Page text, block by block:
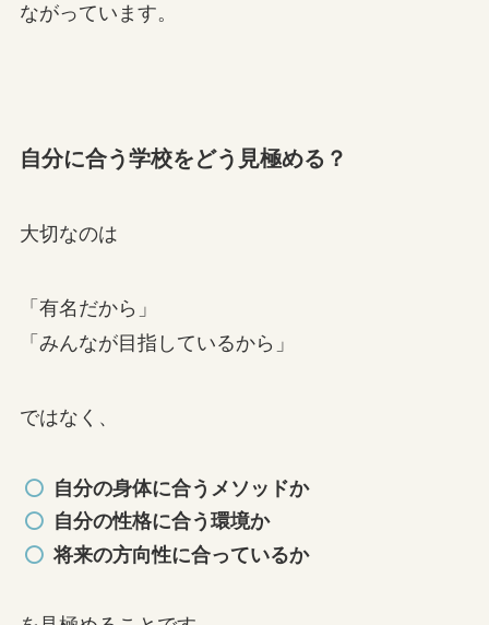
ながっています。
自分に合う学校をどう見極める？
大切なのは
「有名だから」
「みんなが目指しているから」
ではなく、
自分の身体に合うメソッドか
自分の性格に合う環境か
将来の方向性に合っているか